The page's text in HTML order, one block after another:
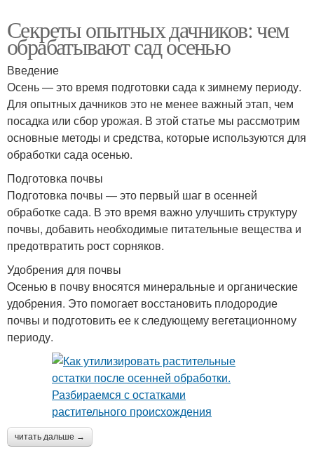
Секреты опытных дачников: чем
обрабатывают сад осенью
Введение
Осень — это время подготовки сада к зимнему периоду.
Для опытных дачников это не менее важный этап, чем
посадка или сбор урожая. В этой статье мы рассмотрим
основные методы и средства, которые используются для
обработки сада осенью.
Подготовка почвы
Подготовка почвы — это первый шаг в осенней
обработке сада. В это время важно улучшить структуру
почвы, добавить необходимые питательные вещества и
предотвратить рост сорняков.
Удобрения для почвы
Осенью в почву вносятся минеральные и органические
удобрения. Это помогает восстановить плодородие
почвы и подготовить ее к следующему вегетационному
периоду.
читать дальше →